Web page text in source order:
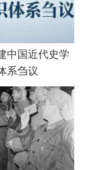
中国近代史学
系刍议